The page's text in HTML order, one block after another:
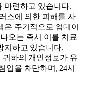
마련하고 있습니다.
스에 의한 피해를 사
주기적으로 업데이
오는 즉시 이를 치료
지하고 있습니다.
하의 개인정보가 유
입을 차단하며, 24시